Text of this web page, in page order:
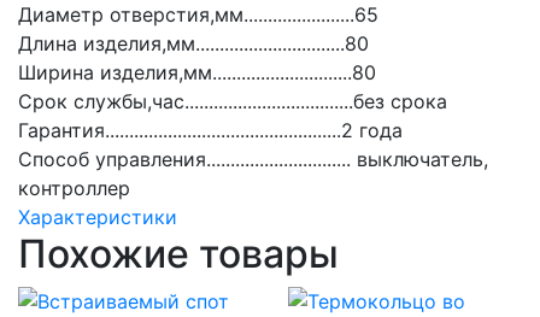
Диаметр отверстия,мм.......................65
Длина изделия,мм...............................80
Ширина изделия,мм.............................80
Срок службы,час...................................без срока
Гарантия.................................................2 года
Способ управления.............................. выключатель,
контроллер
Характеристики
Похожие товары